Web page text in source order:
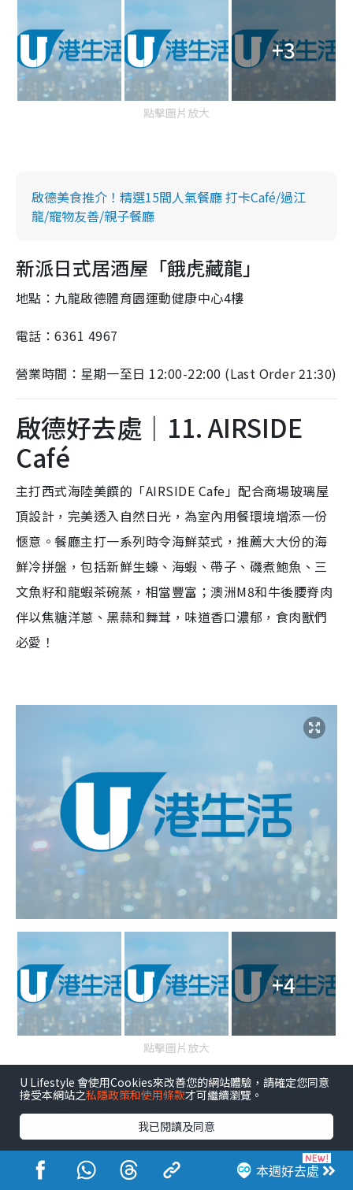
+3
點擊圖片放大
啟德美食推介！精選15間人氣餐廳 打卡Café/過江
龍/寵物友善/親子餐廳
新派日式居酒屋「餓虎藏龍」
地點：九龍啟德體育園運動健康中心4樓
電話：6361 4967
營業時間：星期一至日 12:00-22:00 (Last Order 21:30)
啟德好去處｜11. AIRSIDE
Café
主打西式海陸美饌的「AIRSIDE Cafe」配合商場玻璃屋
頂設計，完美透入自然日光，為室內用餐環境增添一份
愜意。餐廳主打一系列時令海鮮菜式，推薦大大份的海
鮮冷拼盤，包括新鮮生蠔、海蝦、帶子、磯煮鮑魚、三
文魚籽和龍蝦茶碗蒸，相當豐富；澳洲M8和牛後腰脊肉
伴以焦糖洋蔥、黑蒜和舞茸，味道香口濃郁，食肉獸們
必愛！
+4
點擊圖片放大
啟德AIRSIDE Cafe聖誕限定菜單 生蠔／燒南非鮑魚
／波士頓龍蝦／A5和牛
啟德AIRSIDE泊車優惠、停車場收費、充電位等資訊
啟德AIRSIDE日本過江龍抹茶Cafe！抹茶雪糕/焙茶
蕨餅芭菲/夏日限定系列
本週好去處
U Lifestyle 會使用Cookies來改善您的網站體驗，請確定您同意
接受本網站之私隱政策和使用條款才可繼續瀏覽。
我已閱讀及同意